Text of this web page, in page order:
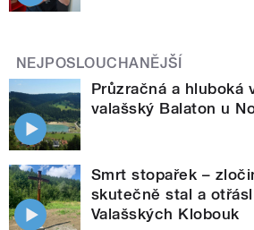
NEJPOSLOUCHANĚJŠÍ
Průzračná a hluboká
valašský Balaton u
Smrt stopařek –
skutečně stal a
Valašských Klobouk